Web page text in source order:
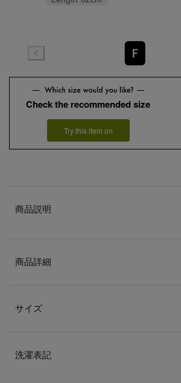
F
Check the recommended size
Try this item on
商品説明
商品詳細
サイズ
洗濯表記